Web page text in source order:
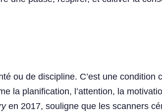
ou de discipline. C’est une
la planification, l’attention, la
en 2017, souligne que les scanners